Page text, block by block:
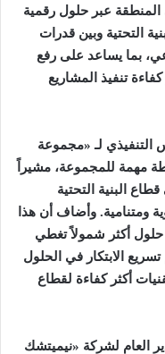
عبر حلول رقمية
التحتية وبين قدرات
بما يساعد على رفع
كفاءة تنفيذ المشاريع
التنفيذي لـ «مجموعة
مهمة للمجموعة، مشيراً
البنية التحتية
ومتنامية. وأضاف أن هذا
حلول أكثر شمولاً تغطي
الابتكار في الحلول
أكثر كفاءة لقطاع
العام لشركة «نيميتشك